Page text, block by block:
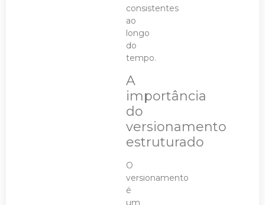
consistentes
ao
longo
do
tempo.
A
importância
do
versionamento
estruturado
O
versionamento
é
um